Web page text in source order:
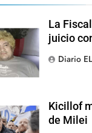
La
juicio
Diario
Kicillof
de Milei